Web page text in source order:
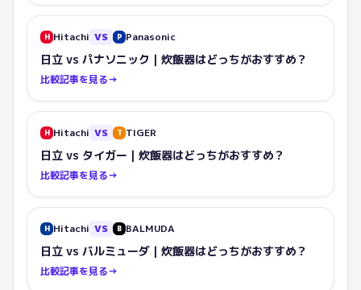
H Hitachi VS P Panasonic
日立 vs パナソニック｜炊飯器はどっちがおすすめ？
比較記事を見る→
H Hitachi VS T TIGER
日立 vs タイガー｜炊飯器はどっちがおすすめ？
比較記事を見る→
H Hitachi VS B BALMUDA
日立 vs バルミューダ｜炊飯器はどっちがおすすめ？
比較記事を見る→